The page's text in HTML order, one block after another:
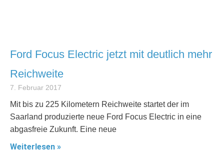
Ford Focus Electric jetzt mit deutlich mehr
Reichweite
7. Februar 2017
Mit bis zu 225 Kilometern Reichweite startet der im
Saarland produzierte neue Ford Focus Electric in eine
abgasfreie Zukunft. Eine neue
Weiterlesen »